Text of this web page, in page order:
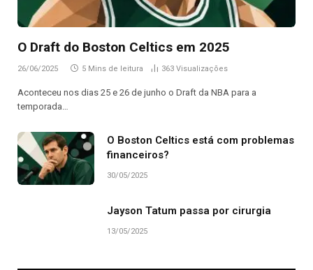
O Draft do Boston Celtics em 2025
26/06/2025 5 Mins de leitura 363 Visualizações
Aconteceu nos dias 25 e 26 de junho o Draft da NBA para a
temporada…
O Boston Celtics está com problemas
financeiros?
30/05/2025
Jayson Tatum passa por cirurgia
13/05/2025